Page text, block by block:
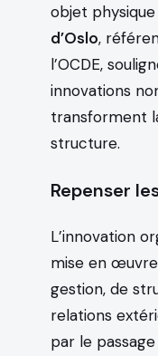
objet
d’Oslo,
l’OCDE,
innovations
transforment
structure.
Repenser
L’innovation
mise en
gestion, de
relations
par le